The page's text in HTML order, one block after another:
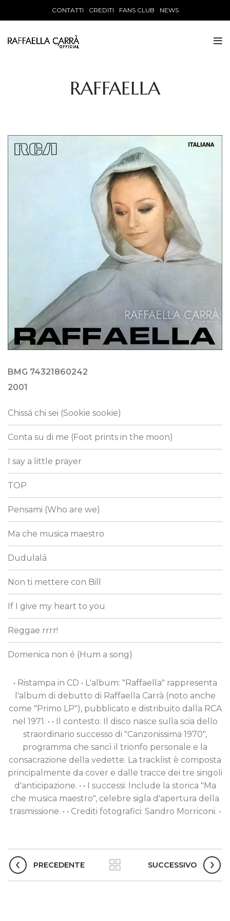
CONTATTI CREDITI FANS CLUB NEWS
RAFFAELLA
BMG 74321860242
2001
Chissá chi sei (Sookie sookie)
Conta su di me (Foot prints in the moon)
I say a little prayer
TOP
Pensami (Who are we)
Ma che musica maestro
Dudulalá
Non ti mettere con Bill
If I give my heart to you
Reggae rrrr!
Domenica non é (Hum a song)
• Ristampa in CD • L'album: "Raffaella" rappresenta
l'album di debutto di Raffaella Carrà (noto anche
come "Primo LP"), pubblicato e distribuito dalla RCA
nel 1971. • • Il contesto: Il disco nasce sulla scia dello
straordinario successo di "Canzonissima 1970",
programma che sancì il trionfo personale e la
consacrazione della vedette. La tracklist è composta
principalmente da cover e dalle tracce dei tre singoli
d'anticipazione. • • I successi: Include la storica "Ma
che musica maestro", celebre sigla d'apertura della
trasmissione. • • Crediti fotografici: Sandro Morriconi. •
PRECEDENTE SUCCESSIVO